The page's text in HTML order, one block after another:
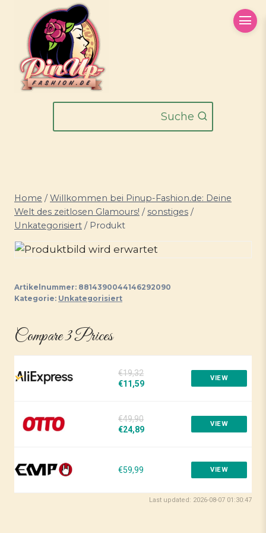
springen
Suche
Home / Willkommen bei Pinup-Fashion.de: Deine
Welt des zeitlosen Glamours! / sonstiges /
Unkategorisiert / Produkt
Artikelnummer: 8814390044146292090
Kategorie: Unkategorisiert
Compare 3 Prices
€19,32
€11,59
VIEW
€49,90
€24,89
VIEW
€59,99 VIEW
Last updated: 2026-08-07 01:30:47